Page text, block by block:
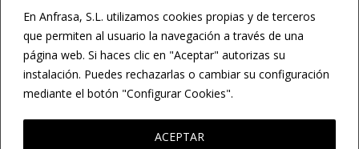
En Anfrasa, S.L. utilizamos cookies propias y de terceros
que permiten al usuario la navegación a través de una
página web. Si haces clic en "Aceptar" autorizas su
instalación. Puedes rechazarlas o cambiar su configuración
mediante el botón "Configurar Cookies".
ACEPTAR
LA COMPAÑÍA CLIENTES
NOTICIAS
CONTACTO
CANAL ÉTICO
CONSTRUCCIÓN DEPORTIVA
REHABILITACIÓN
RESIDENCIAL Y HOTELERA
CONSTRUCCIÓN EDUCATIVA